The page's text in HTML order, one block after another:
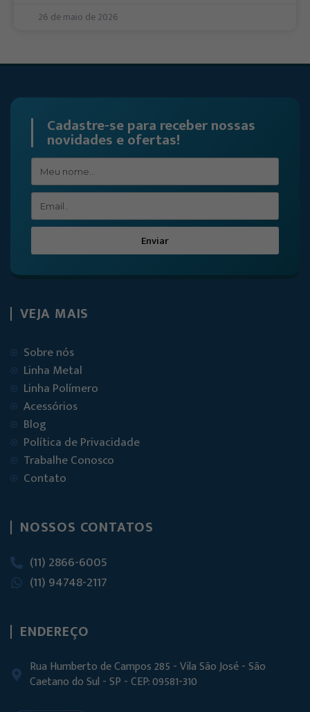
26 de maio de 2026
Cadastre-se para receber nossas
novidades e ofertas!
Enviar
VEJA MAIS
Sobre nós
Linha Metal
Linha Polímero
Acessórios
Blog
Política de Privacidade
Trabalhe Conosco
Contato
NOSSOS CONTATOS
(11) 2866-6005
(11) 94748-2117
ENDEREÇO
Rua Humberto de Campos 285 - Vila São José - São
Caetano do Sul - SP - CEP: 09581-310